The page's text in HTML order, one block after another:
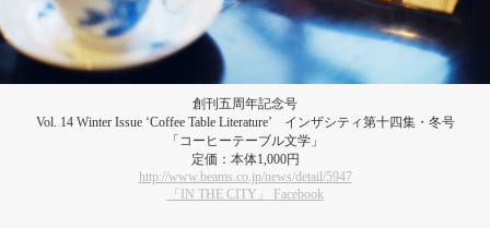
創刊五周年記念号
Vol. 14 Winter Issue ‘Coffee Table Literature’ インザシティ第十四集・冬号
「コーヒーテーブル文学」
定価：本体1,000円
http://www.beams.co.jp/news/detail/5947
「IN THE CITY」 Facebook